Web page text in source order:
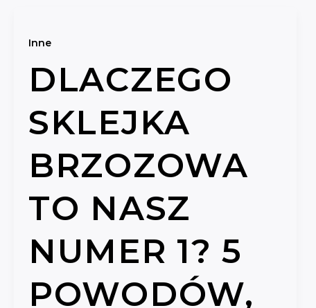
Inne
DLACZEGO
SKLEJKA
BRZOZOWA
TO NASZ
NUMER 1? 5
POWODÓW,